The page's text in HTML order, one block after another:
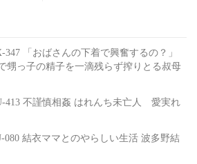
「おばさんの下着で興奮するの？」
甥っ子の精子を一滴残らず搾りとる叔母
413 不謹慎相姦 はれんち未亡人 愛実れ
080 結衣ママとのやらしい生活 波多野結